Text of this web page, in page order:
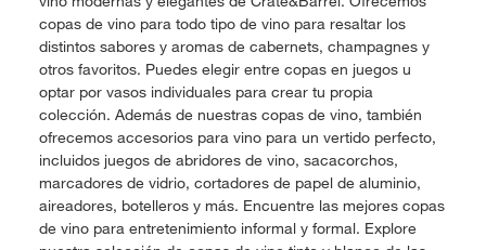
copas de vino para todo tipo de vino para resaltar los
distintos sabores y aromas de cabernets, champagnes y
otros favoritos. Puedes elegir entre copas en juegos u
optar por vasos individuales para crear tu propia
colección. Además de nuestras copas de vino, también
ofrecemos accesorios para vino para un vertido perfecto,
incluidos juegos de abridores de vino, sacacorchos,
marcadores de vidrio, cortadores de papel de aluminio,
aireadores, botelleros y más. Encuentre las mejores copas
de vino para entretenimiento informal y formal. Explore